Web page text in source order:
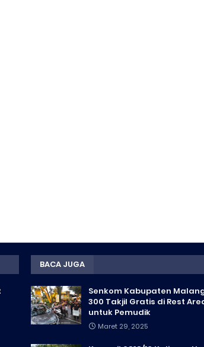
BACA JUGA
Senkom Kabupaten
300 Takjil Gratis di Rest
untuk Pemudik
Maret 29, 2025